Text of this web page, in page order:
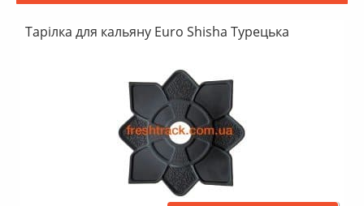
Тарілка для кальяну Euro Shisha Турецька